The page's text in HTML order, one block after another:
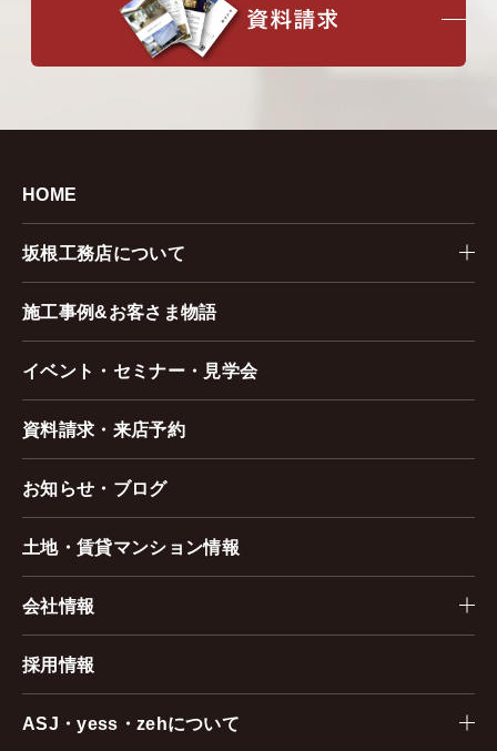
HOME
坂根工務店について
施工事例&お客さま物語
イベント・セミナー・見学会
資料請求・来店予約
お知らせ・ブログ
土地・賃貸マンション情報
会社情報
採用情報
ASJ・yess・zehについて